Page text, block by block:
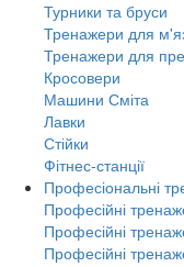
Турники та бруси
Тренажери для
Тренажери для
Кросовери
Машини Сміта
Лавки
Стійки
Фітнес-станції
Професіональні
Професійні
Професійні
Професійні